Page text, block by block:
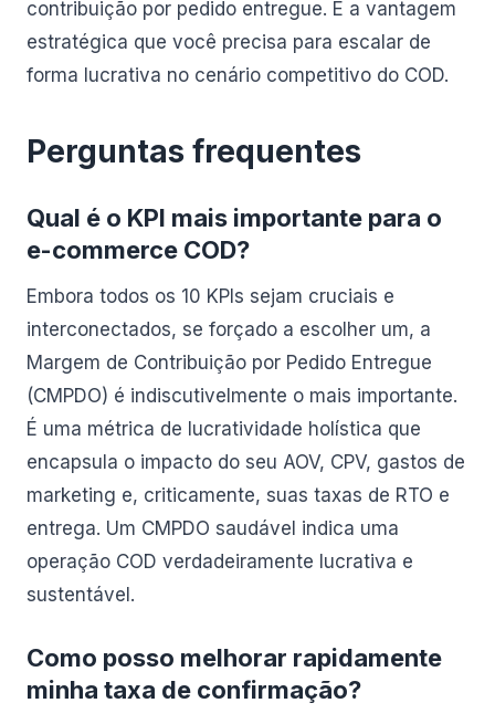
contribuição por pedido entregue. É a vantagem
estratégica que você precisa para escalar de
forma lucrativa no cenário competitivo do COD.
Perguntas frequentes
Qual é o KPI mais importante para o
e-commerce COD?
Embora todos os 10 KPIs sejam cruciais e
interconectados, se forçado a escolher um, a
Margem de Contribuição por Pedido Entregue
(CMPDO) é indiscutivelmente o mais importante.
É uma métrica de lucratividade holística que
encapsula o impacto do seu AOV, CPV, gastos de
marketing e, criticamente, suas taxas de RTO e
entrega. Um CMPDO saudável indica uma
operação COD verdadeiramente lucrativa e
sustentável.
Como posso melhorar rapidamente
minha taxa de confirmação?